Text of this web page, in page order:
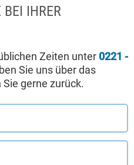
BEI IHRER
Zeiten unter 0221 -
Sie uns über das
Sie gerne zurück.